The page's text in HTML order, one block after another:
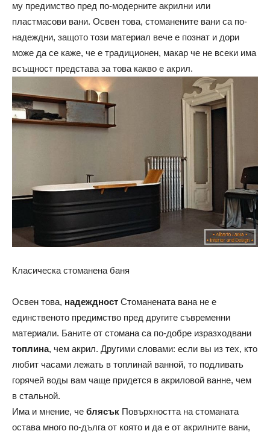
му предимство пред по-модерните акрилни или
пластмасови вани. Освен това, стоманените вани са по-
надеждни, защото този материал вече е познат и дори
може да се каже, че е традиционен, макар че не всеки има
всъщност представа за това какво е акрил.
Класическа стоманена баня
Освен това, надеждност Стоманената вана не е
единственото предимство пред другите съвременни
материали. Баните от стомана са по-добре изразходвани
топлина, чем акрил. Другими словами: если вы из тех, кто
любит часами лежать в топлинай ванной, то подливать
горячей воды вам чаще придется в акриловой ванне, чем
в стальной.
Има и мнение, че блясък Повърхността на стоманата
остава много по-дълга от която и да е от акрилните вани,